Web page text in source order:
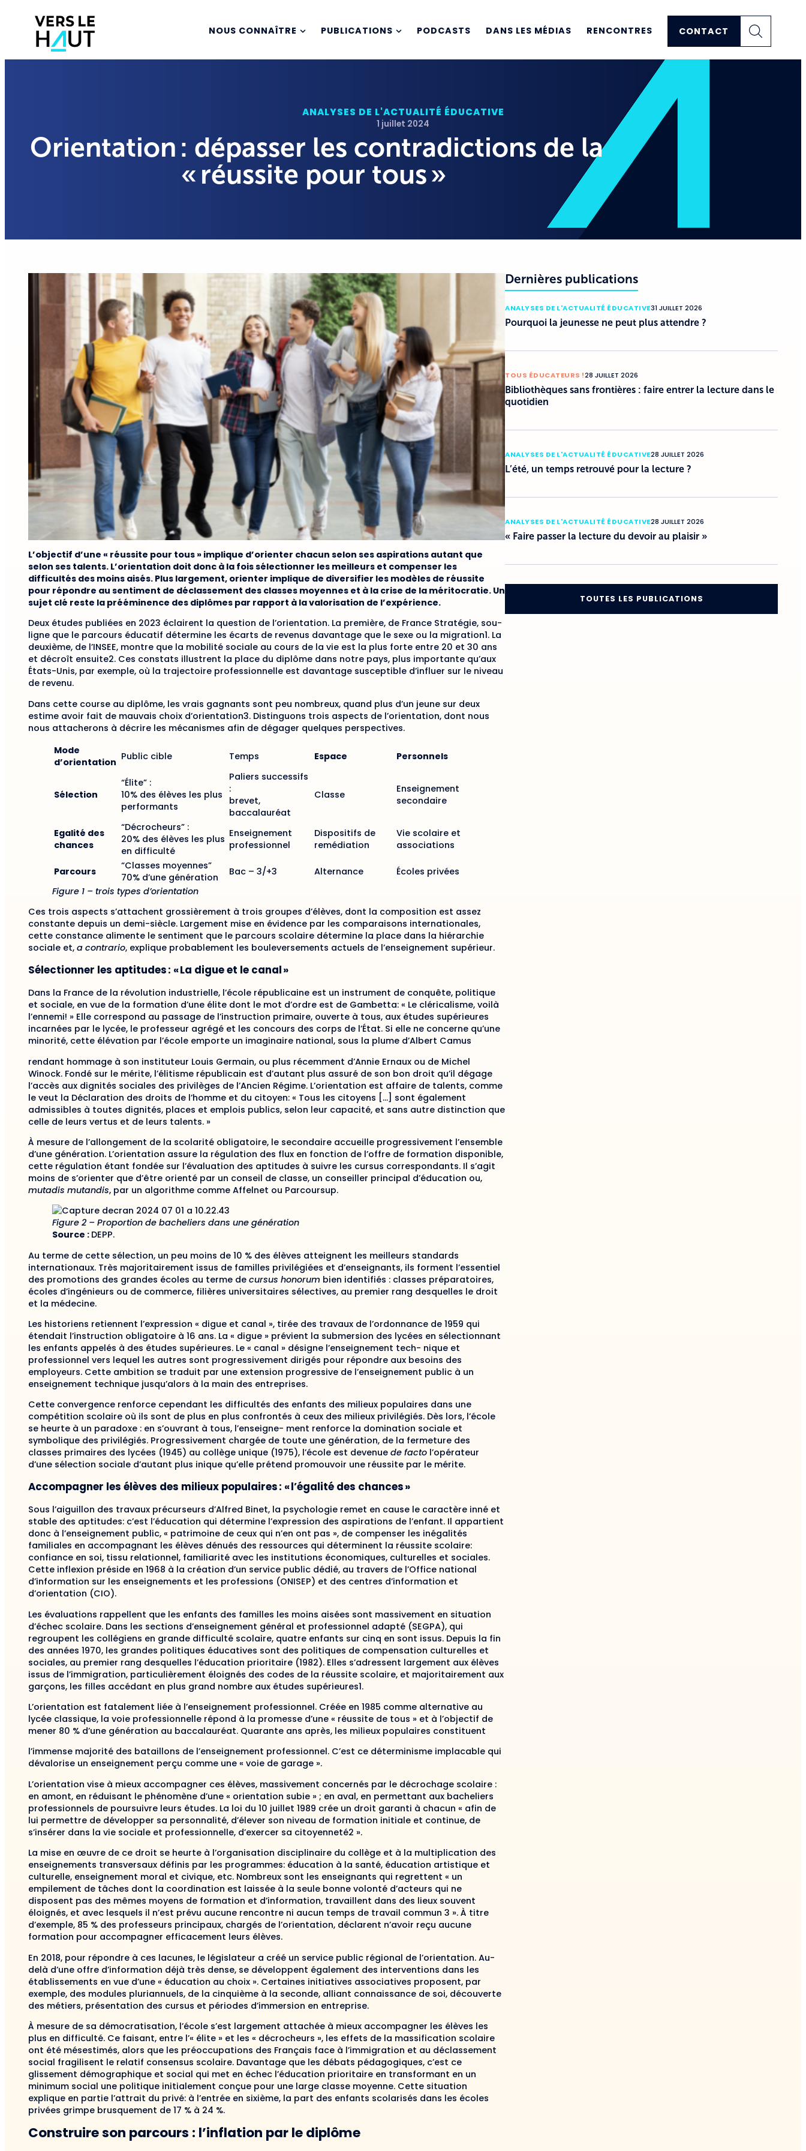
NOUS CONNAÎTRE PUBLICATIONS PODCASTS DANS LES MÉDIAS RENCONTRES CONTACT
ANALYSES DE L'ACTUALITÉ ÉDUCATIVE
1 juillet 2024
Orientation : dépasser les contradictions de la
« réussite pour tous »
L’objectif d’une « réussite pour tous » implique d’orienter chacun selon ses aspirations autant que
selon ses talents. L’orientation doit donc à la fois sélectionner les meilleurs et compenser les
difficultés des moins aisés. Plus largement, orienter implique de diversifier les modèles de réussite
pour répondre au sentiment de déclassement des classes moyennes et à la crise de la méritocratie. Un
sujet clé reste la prééminence des diplômes par rapport à la valorisation de l’expérience.
Deux études publiées en 2023 éclairent la question de l’orientation. La première, de France Stratégie, sou-
ligne que le parcours éducatif détermine les écarts de revenus davantage que le sexe ou la migration1. La
deuxième, de l’INSEE, montre que la mobilité sociale au cours de la vie est la plus forte entre 20 et 30 ans
et décroît ensuite2. Ces constats illustrent la place du diplôme dans notre pays, plus importante qu’aux
États-Unis, par exemple, où la trajectoire professionnelle est davantage susceptible d’influer sur le niveau
de revenu.
Dans cette course au diplôme, les vrais gagnants sont peu nombreux, quand plus d’un jeune sur deux
estime avoir fait de mauvais choix d’orientation3. Distinguons trois aspects de l’orientation, dont nous
nous attacherons à décrire les mécanismes afin de dégager quelques perspectives.
Mode
d’orientation Public cible Temps Espace Personnels
Sélection
“Élite” :
10% des élèves les plus
performants
Paliers successifs
:
brevet,
baccalauréat
Classe
Enseignement
secondaire
Egalité des
chances
“Décrocheurs” :
20% des élèves les plus
en difficulté
Enseignement
professionnel
Dispositifs de
remédiation
Vie scolaire et
associations
Parcours
“Classes moyennes”
70% d’une génération
Bac – 3/+3 Alternance
Écoles privées
Figure 1 – trois types d’orientation
Ces trois aspects s’attachent grossièrement à trois groupes d’élèves, dont la composition est assez
constante depuis un demi-siècle. Largement mise en évidence par les comparaisons internationales,
cette constance alimente le sentiment que le parcours scolaire détermine la place dans la hiérarchie
sociale et, a contrario, explique probablement les bouleversements actuels de l’enseignement supérieur.
Sélectionner les aptitudes : « La digue et le canal »
Dans la France de la révolution industrielle, l’école républicaine est un instrument de conquête, politique
et sociale, en vue de la formation d’une élite dont le mot d’ordre est de Gambetta: « Le cléricalisme, voilà
l’ennemi! » Elle correspond au passage de l’instruction primaire, ouverte à tous, aux études supérieures
incarnées par le lycée, le professeur agrégé et les concours des corps de l’État. Si elle ne concerne qu’une
minorité, cette élévation par l’école emporte un imaginaire national, sous la plume d’Albert Camus
rendant hommage à son instituteur Louis Germain, ou plus récemment d’Annie Ernaux ou de Michel
Winock. Fondé sur le mérite, l’élitisme républicain est d’autant plus assuré de son bon droit qu’il dégage
l’accès aux dignités sociales des privilèges de l’Ancien Régime. L’orientation est affaire de talents, comme
le veut la Déclaration des droits de l’homme et du citoyen: « Tous les citoyens […] sont également
admissibles à toutes dignités, places et emplois publics, selon leur capacité, et sans autre distinction que
celle de leurs vertus et de leurs talents. »
À mesure de l’allongement de la scolarité obligatoire, le secondaire accueille progressivement l’ensemble
d’une génération. L’orientation assure la régulation des flux en fonction de l’offre de formation disponible,
cette régulation étant fondée sur l’évaluation des aptitudes à suivre les cursus correspondants. Il s’agit
moins de s’orienter que d’être orienté par un conseil de classe, un conseiller principal d’éducation ou,
mutadis mutandis, par un algorithme comme Affelnet ou Parcoursup.
Figure 2 – Proportion de bacheliers dans une génération
Source : DEPP.
Au terme de cette sélection, un peu moins de 10 % des élèves atteignent les meilleurs standards
internationaux. Très majoritairement issus de familles privilégiées et d’enseignants, ils forment l’essentiel
des promotions des grandes écoles au terme de cursus honorum bien identifiés : classes préparatoires,
écoles d’ingénieurs ou de commerce, filières universitaires sélectives, au premier rang desquelles le droit
et la médecine.
Les historiens retiennent l’expression « digue et canal », tirée des travaux de l’ordonnance de 1959 qui
étendait l’instruction obligatoire à 16 ans. La « digue » prévient la submersion des lycées en sélectionnant
les enfants appelés à des études supérieures. Le « canal » désigne l’enseignement tech- nique et
professionnel vers lequel les autres sont progressivement dirigés pour répondre aux besoins des
employeurs. Cette ambition se traduit par une extension progressive de l’enseignement public à un
enseignement technique jusqu’alors à la main des entreprises.
Cette convergence renforce cependant les difficultés des enfants des milieux populaires dans une
compétition scolaire où ils sont de plus en plus confrontés à ceux des milieux privilégiés. Dès lors, l’école
se heurte à un paradoxe : en s’ouvrant à tous, l’enseigne- ment renforce la domination sociale et
symbolique des privilégiés. Progressivement chargée de toute une génération, de la fermeture des
classes primaires des lycées (1945) au collège unique (1975), l’école est devenue de facto l’opérateur
d’une sélection sociale d’autant plus inique qu’elle prétend promouvoir une réussite par le mérite.
Accompagner les élèves des milieux populaires : « l’égalité des chances »
Sous l’aiguillon des travaux précurseurs d’Alfred Binet, la psychologie remet en cause le caractère inné et
stable des aptitudes: c’est l’éducation qui détermine l’expression des aspirations de l’enfant. Il appartient
donc à l’enseignement public, « patrimoine de ceux qui n’en ont pas », de compenser les inégalités
familiales en accompagnant les élèves dénués des ressources qui déterminent la réussite scolaire:
confiance en soi, tissu relationnel, familiarité avec les institutions économiques, culturelles et sociales.
Cette inflexion préside en 1968 à la création d’un service public dédié, au travers de l’Office national
d’information sur les enseignements et les professions (ONISEP) et des centres d’information et
d’orientation (CIO).
Les évaluations rappellent que les enfants des familles les moins aisées sont massivement en situation
d’échec scolaire. Dans les sections d’enseignement général et professionnel adapté (SEGPA), qui
regroupent les collégiens en grande difficulté scolaire, quatre enfants sur cinq en sont issus. Depuis la fin
des années 1970, les grandes politiques éducatives sont des politiques de compensation culturelles et
sociales, au premier rang desquelles l’éducation prioritaire (1982). Elles s’adressent largement aux élèves
issus de l’immigration, particulièrement éloignés des codes de la réussite scolaire, et majoritairement aux
garçons, les filles accédant en plus grand nombre aux études supérieures1.
L’orientation est fatalement liée à l’enseignement professionnel. Créée en 1985 comme alternative au
lycée classique, la voie professionnelle répond à la promesse d’une « réussite de tous » et à l’objectif de
mener 80 % d’une génération au baccalauréat. Quarante ans après, les milieux populaires constituent
l’immense majorité des bataillons de l’enseignement professionnel. C’est ce déterminisme implacable qui
dévalorise un enseignement perçu comme une « voie de garage ».
L’orientation vise à mieux accompagner ces élèves, massivement concernés par le décrochage scolaire :
en amont, en réduisant le phénomène d’une « orientation subie » ; en aval, en permettant aux bacheliers
professionnels de poursuivre leurs études. La loi du 10 juillet 1989 crée un droit garanti à chacun « afin de
lui permettre de développer sa personnalité, d’élever son niveau de formation initiale et continue, de
s’insérer dans la vie sociale et professionnelle, d’exercer sa citoyenneté2 ».
La mise en œuvre de ce droit se heurte à l’organisation disciplinaire du collège et à la multiplication des
enseignements transversaux définis par les programmes: éducation à la santé, éducation artistique et
culturelle, enseignement moral et civique, etc. Nombreux sont les enseignants qui regrettent « un
empilement de tâches dont la coordination est laissée à la seule bonne volonté d’acteurs qui ne
disposent pas des mêmes moyens de formation et d’information, travaillent dans des lieux souvent
éloignés, et avec lesquels il n’est prévu aucune rencontre ni aucun temps de travail commun 3 ». À titre
d’exemple, 85 % des professeurs principaux, chargés de l’orientation, déclarent n’avoir reçu aucune
formation pour accompagner efficacement leurs élèves.
En 2018, pour répondre à ces lacunes, le législateur a créé un service public régional de l’orientation. Au-
delà d’une offre d’information déjà très dense, se développent également des interventions dans les
établissements en vue d’une « éducation au choix ». Certaines initiatives associatives proposent, par
exemple, des modules pluriannuels, de la cinquième à la seconde, alliant connaissance de soi, découverte
des métiers, présentation des cursus et périodes d’immersion en entreprise.
À mesure de sa démocratisation, l’école s’est largement attachée à mieux accompagner les élèves les
plus en difficulté. Ce faisant, entre l’« élite » et les « décrocheurs », les effets de la massification scolaire
ont été mésestimés, alors que les préoccupations des Français face à l’immigration et au déclassement
social fragilisent le relatif consensus scolaire. Davantage que les débats pédagogiques, c’est ce
glissement démographique et social qui met en échec l’éducation prioritaire en transformant en un
minimum social une politique initialement conçue pour une large classe moyenne. Cette situation
explique en partie l’attrait du privé: à l’entrée en sixième, la part des enfants scolarisés dans les écoles
privées grimpe brusquement de 17 % à 24 %.
Construire son parcours : l’inflation par le diplôme
Dernières publications
ANALYSES DE L'ACTUALITÉ ÉDUCATIVE31 JUILLET 2026
Pourquoi la jeunesse ne peut plus attendre ?
TOUS ÉDUCATEURS !28 JUILLET 2026
Bibliothèques sans frontières : faire entrer la lecture dans le
quotidien
ANALYSES DE L'ACTUALITÉ ÉDUCATIVE28 JUILLET 2026
L’été, un temps retrouvé pour la lecture ?
ANALYSES DE L'ACTUALITÉ ÉDUCATIVE28 JUILLET 2026
« Faire passer la lecture du devoir au plaisir »
TOUTES LES PUBLICATIONS